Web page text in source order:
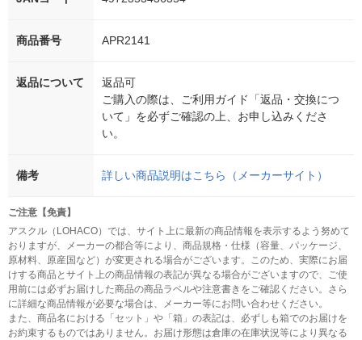
商品番号 APR2141
返品について
返品可
ご購入の際は、ご利用ガイド「返品・交換につ
いて」を必ずご確認の上、お申し込みくださ
い。
備考 詳しい商品説明はこちら（メーカーサイト）
ご注意【免責】
アスクル（LOHACO）では、サイト上に最新の商品情報を表示するよう努めて
おりますが、メーカーの都合等により、商品規格・仕様（容量、パッケージ、
原材料、原産国など）が変更される場合がございます。このため、実際にお届
けする商品とサイト上の商品情報の表記が異なる場合がございますので、ご使
用前には必ずお届けした商品の商品ラベルや注意書きをご確認ください。さら
に詳細な商品情報が必要な場合は、メーカー等にお問い合わせください。
また、商品名における「セット」や「箱」の表記は、必ずしも箱でのお届けを
お約束するものではありません。お届け形態は倉庫の在庫状況等により異なる